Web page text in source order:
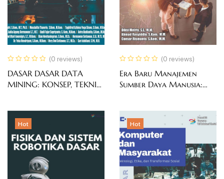
(0 reviews)
DASAR DASAR DATA
MINING: KONSEP, TEKNIK
(0 reviews)
Era Baru Manajemen
Sumber Daya Manusia:
Hot Hot